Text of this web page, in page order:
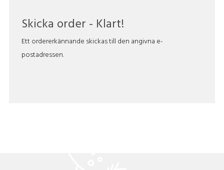
Skicka order - Klart!
Ett ordererkännande skickas till den angivna e-
postadressen.